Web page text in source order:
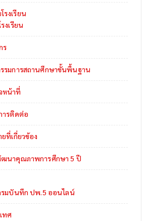
รงเรียน
งเรียน
ร
รมการสถานศึกษาขั้นพื้นฐาน
หน้าที่
ารติดต่อ
ที่เกี่ยวข้อง
นาคุณภาพการศึกษา 5 ปี
รมบันทึก ปพ.5 ออนไลน์
ทศ